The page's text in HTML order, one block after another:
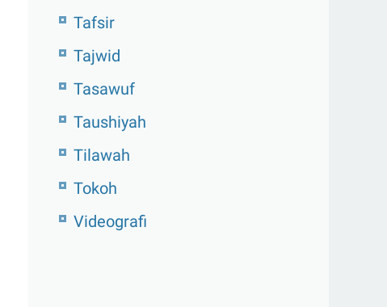
Tafsir
Tajwid
Tasawuf
Taushiyah
Tilawah
Tokoh
Videografi